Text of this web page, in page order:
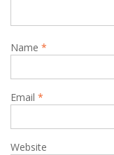
Name *
Email *
Website